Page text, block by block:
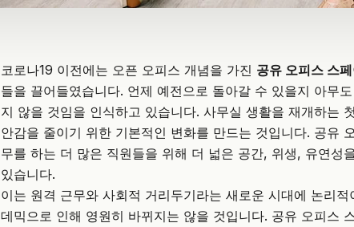
코로나19 이전에는 오픈 오피스 개념을 가진 공유 오피스 스
들을 끌어들였습니다. 언제 예전으로 돌아갈 수 있을지 아무
지 않을 것임을 인식하고 있습니다. 사무실 생활을 재개하는
안감을 줄이기 위한 기본적인 변화를 만드는 것입니다. 공유
무를 하는 더 많은 직원들을 위해 더 넓은 공간, 위생, 유연성
있습니다.
이는 원격 근무와 사회적 거리두기라는 새로운 시대에 논리
데믹으로 인해 영원히 바뀌지는 않을 것입니다. 공유 오피스